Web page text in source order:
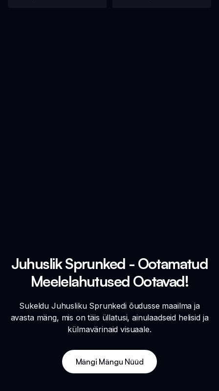
Juhuslik Sprunked - Ootamatud
Meelelahutused Ootavad!
Sukeldu Juhusliku Sprunkedi õudusse maailma ja
avasta mäng, mis on täis üllatusi, ainulaadseid helisid ja
külmavärinaid visuaale.
Mängi Mängu Nüüd